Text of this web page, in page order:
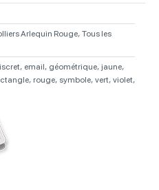
Arlequin Rouge, Tous les
, email, géométrique, jaune,
, rouge, symbole, vert, violet,